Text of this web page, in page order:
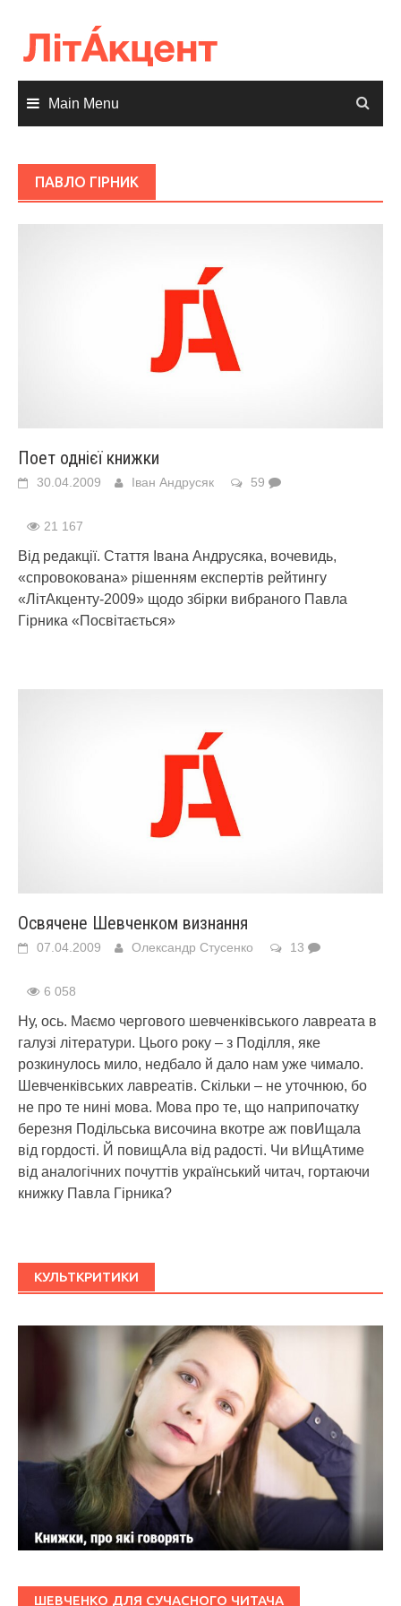
content
Main Menu
ПАВЛО ГІРНИК
Поет однієї книжки
30.04.2009 Іван Андрусяк 59
21 167
Від редакції. Стаття Івана Андрусяка, вочевидь,
«спровокована» рішенням експертів рейтингу
«ЛітАкценту-2009» щодо збірки вибраного Павла
Гірника «Посвітається»
Освячене Шевченком визнання
07.04.2009 Олександр Стусенко 13
6 058
Ну, ось. Маємо чергового шевченківського лавреата в
галузі літератури. Цього року – з Поділля, яке
розкинулось мило, недбало й дало нам уже чимало.
Шевченківських лавреатів. Скільки – не уточнюю, бо
не про те нині мова. Мова про те, що наприпочатку
березня Подільська височина вкотре аж повИщала
від гордості. Й повищАла від радості. Чи вИщАтиме
від аналогічних почуттів український читач, гортаючи
книжку Павла Гірника?
КУЛЬТКРИТИКИ
ШЕВЧЕНКО ДЛЯ СУЧАСНОГО ЧИТАЧА